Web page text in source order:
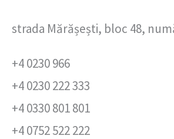
strada Mărășești, bloc 48,
+4 0230 966
+4 0230 222 333
+4 0330 801 801
+4 0752 522 222